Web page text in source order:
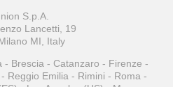
S.p.A.
Lancetti, 19
MI, Italy
- Brescia - Catanzaro - Firenze -
Reggio Emilia - Rimini - Roma -